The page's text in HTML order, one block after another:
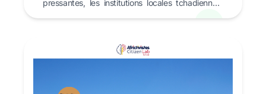
pressantes, les institutions locales tchadiennes,